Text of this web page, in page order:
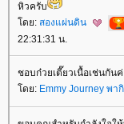
หิวครับ
ดย: สองแผ่นดิน
22:31:31 น.
ชอบก๋วยเตี๊ยวเนื้อเช่นกัน
ดย: Emmy Journey พา